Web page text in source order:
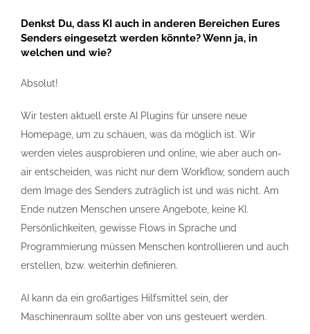
Denkst Du, dass KI auch in anderen Bereichen Eures
Senders eingesetzt werden könnte? Wenn ja, in
welchen und wie?
Absolut!
Wir testen aktuell erste AI Plugins für unsere neue
Homepage, um zu schauen, was da möglich ist. Wir
werden vieles ausprobieren und online, wie aber auch on-
air entscheiden, was nicht nur dem Workflow, sondern auch
dem Image des Senders zuträglich ist und was nicht. Am
Ende nutzen Menschen unsere Angebote, keine KI.
Persönlichkeiten, gewisse Flows in Sprache und
Programmierung müssen Menschen kontrollieren und auch
erstellen, bzw. weiterhin definieren.
AI kann da ein großartiges Hilfsmittel sein, der
Maschinenraum sollte aber von uns gesteuert werden.